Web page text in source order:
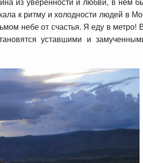
к ритму и холодности людей в
небе от счастья. Я еду в метро!
уставшими и